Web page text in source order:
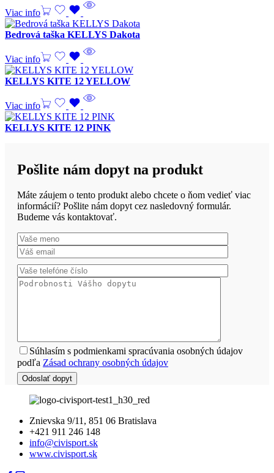
Viac info
Bedrová taška KELLYS Dakota
Viac info
KELLYS KITE 12 YELLOW
Viac info
KELLYS KITE 12 PINK
Pošlite nám dopyt na produkt
Máte záujem o tento produkt alebo chcete o ňom vedieť viac
informácií? Pošlite nám dopyt cez nasledovný formulár.
Budeme vás kontaktovať.
Súhlasím s podmienkami spracúvania osobných údajov
podľa Zásad ochrany osobných údajov
Znievska 9/11, 851 06 Bratislava
+421 911 246 148
info@civisport.sk
www.civisport.sk